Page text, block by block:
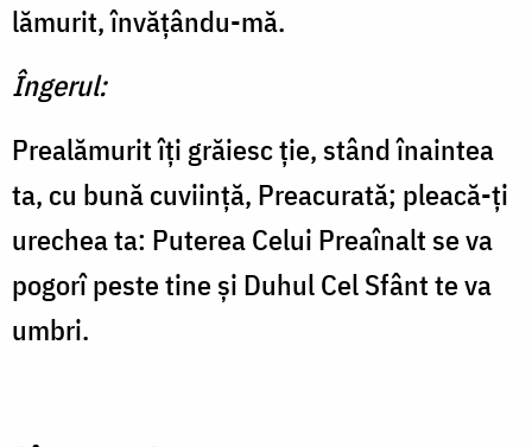
lămurit, învăţându-mă.
Îngerul:
Prealămurit îţi grăiesc ţie, stând înaintea
ta, cu bună cuviinţă, Preacurată; pleacă-ţi
urechea ta: Puterea Celui Preaînalt se va
pogorî peste tine şi Duhul Cel Sfânt te va
umbri.